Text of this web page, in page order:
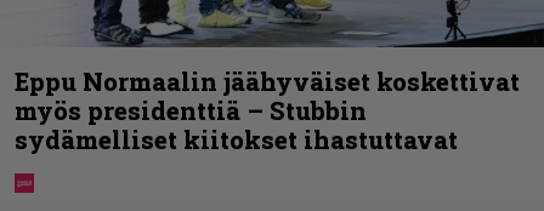
Eppu Normaalin jäähyväiset koskettivat
myös presidenttiä – Stubbin
sydämelliset kiitokset ihastuttavat